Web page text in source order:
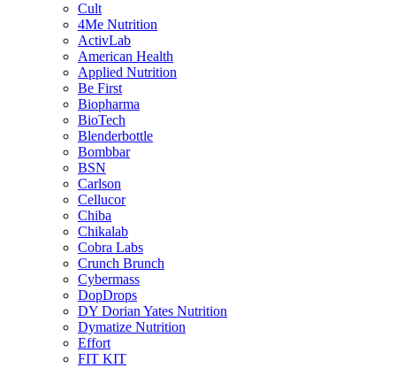
Cult
4Me Nutrition
ActivLab
American Health
Applied Nutrition
Be First
Biopharma
BioTech
Blenderbottle
Bombbar
BSN
Carlson
Cellucor
Chiba
Chikalab
Cobra Labs
Crunch Brunch
Cybermass
DopDrops
DY Dorian Yates Nutrition
Dymatize Nutrition
Effort
FIT KIT